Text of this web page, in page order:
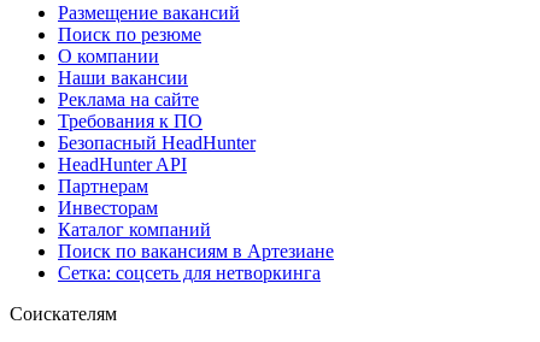
Размещение вакансий
Поиск по резюме
О компании
Наши вакансии
Реклама на сайте
Требования к ПО
Безопасный HeadHunter
HeadHunter API
Партнерам
Инвесторам
Каталог компаний
Поиск по вакансиям в Артезиане
Сетка: соцсеть для нетворкинга
Соискателям